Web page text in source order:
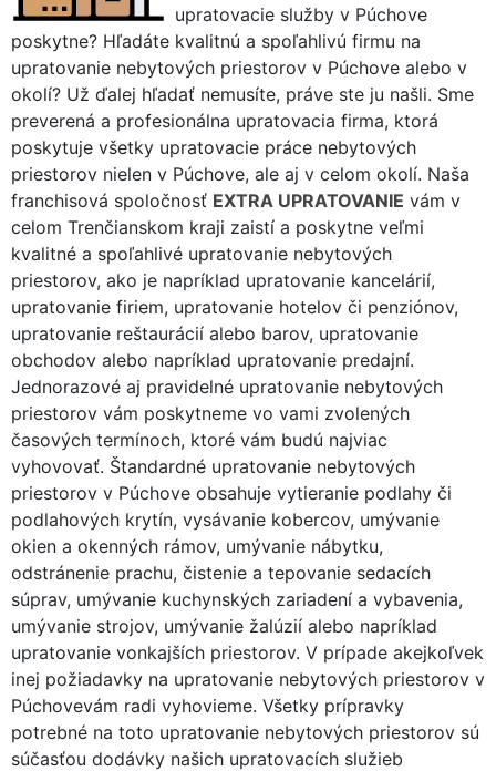
upratovacie služby v Púchove
poskytne? Hľadáte kvalitnú a spoľahlivú firmu na
upratovanie nebytových priestorov v Púchove alebo v
okolí? Už ďalej hľadať nemusíte, práve ste ju našli. Sme
preverená a profesionálna upratovacia firma, ktorá
poskytuje všetky upratovacie práce nebytových
priestorov nielen v Púchove, ale aj v celom okolí. Naša
franchisová spoločnosť EXTRA UPRATOVANIE vám v
celom Trenčianskom kraji zaistí a poskytne veľmi
kvalitné a spoľahlivé upratovanie nebytových
priestorov, ako je napríklad upratovanie kancelárií,
upratovanie firiem, upratovanie hotelov či penziónov,
upratovanie reštaurácií alebo barov, upratovanie
obchodov alebo napríklad upratovanie predajní.
Jednorazové aj pravidelné upratovanie nebytových
priestorov vám poskytneme vo vami zvolených
časových termínoch, ktoré vám budú najviac
vyhovovať. Štandardné upratovanie nebytových
priestorov v Púchove obsahuje vytieranie podlahy či
podlahových krytín, vysávanie kobercov, umývanie
okien a okenných rámov, umývanie nábytku,
odstránenie prachu, čistenie a tepovanie sedacích
súprav, umývanie kuchynských zariadení a vybavenia,
umývanie strojov, umývanie žalúzií alebo napríklad
upratovanie vonkajších priestorov. V prípade akejkoľvek
inej požiadavky na upratovanie nebytových priestorov v
Púchovevám radi vyhovieme. Všetky prípravky
potrebné na toto upratovanie nebytových priestorov sú
súčasťou dodávky našich upratovacích služieb